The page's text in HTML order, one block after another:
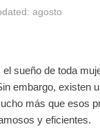
agosto
sueño de toda
embargo, existen
más que esos
y eficientes.